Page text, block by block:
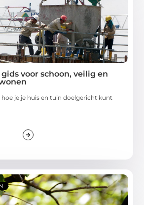
voor schoon, veilig en
hoe je je huis en tuin doelgericht kunt